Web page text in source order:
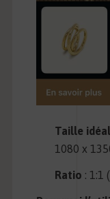
Taille
1080 x
Ratio : 1:1